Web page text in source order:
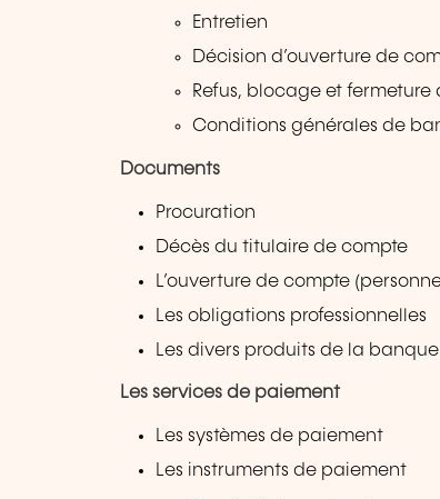
Entretien
Décision d’ouverture de
Refus, blocage et fermeture
Conditions générales de
Documents
Procuration
Décès du titulaire de compte
L’ouverture de compte
Les obligations professionnelles
Les divers produits de la banque
Les services de paiement
Les systèmes de paiement
Les instruments de paiement